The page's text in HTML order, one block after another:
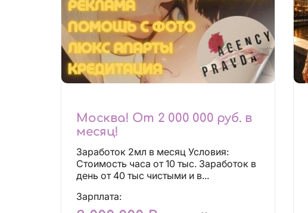
Москва! От 2 000 000 руб. в
месяц!
Заработок 2мл в месяц Условия:
Стоимость часа от 10 тыс. Заработок в
день от 40 тыс чистыми и в...
Зарплата: